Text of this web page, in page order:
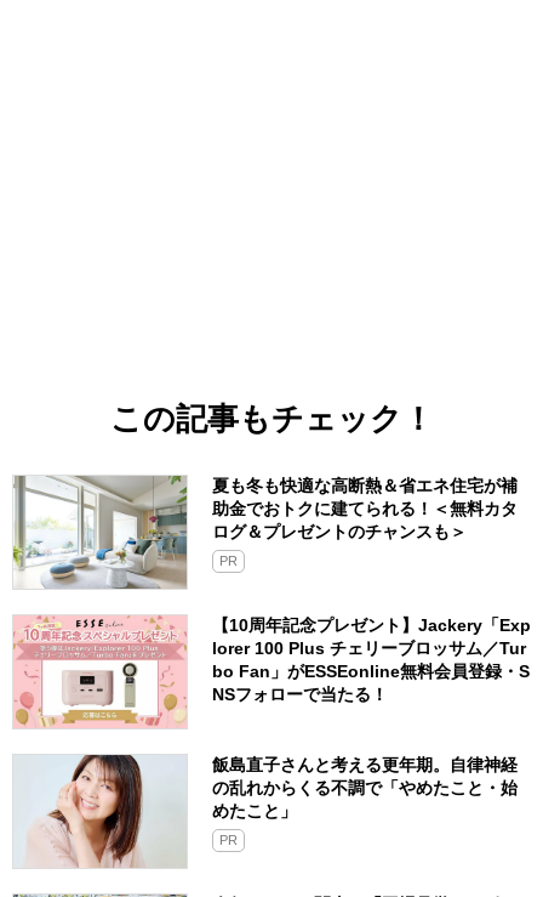
この記事もチェック！
夏も冬も快適な高断熱＆省エネ住宅が補
助金でおトクに建てられる！＜無料カタ
ログ＆プレゼントのチャンスも＞
PR
【10周年記念プレゼント】Jackery「Exp
lorer 100 Plus チェリーブロッサム／Tur
bo Fan」がESSEonline無料会員登録・S
NSフォローで当たる！
飯島直子さんと考える更年期。自律神経
の乱れからくる不調で「やめたこと・始
めたこと」
PR